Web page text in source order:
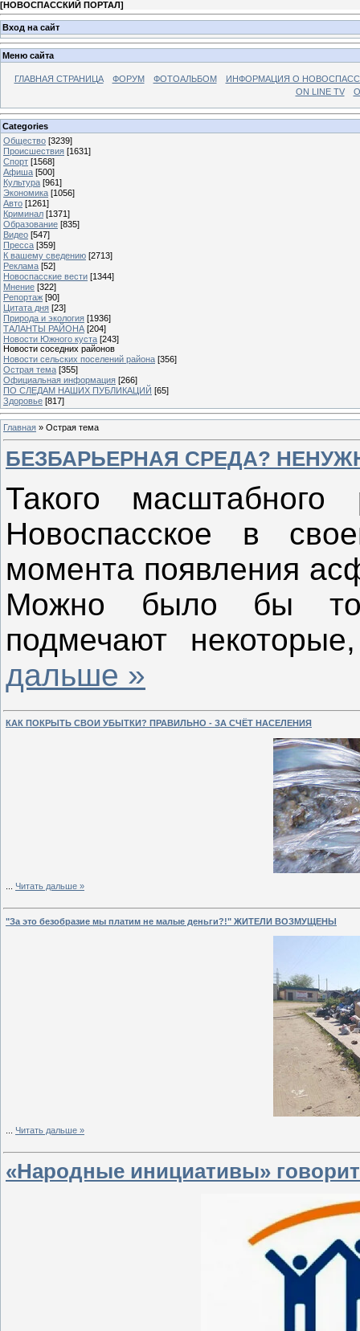
[НОВОСПАССКИЙ ПОРТАЛ]
Вход на сайт
Меню сайта
ГЛАВНАЯ СТРАНИЦА ФОРУМ ФОТОАЛЬБОМ
ИНФОРМАЦИЯ О
ON LINE TV
Categories
Общество [3239]
Происшествия [1631]
Спорт [1568]
Афиша [500]
Культура [961]
Экономика [1056]
Авто [1261]
Криминал [1371]
Образование [835]
Видео [547]
Пресса [359]
К вашему сведению [2713]
Реклама [52]
Новоспасские вести [1344]
Мнение [322]
Репортаж [90]
Цитата дня [23]
Природа и экология [1936]
ТАЛАНТЫ РАЙОНА [204]
Новости Южного куста [243]
Новости соседних районов
Новости сельских поселений района [356]
Острая тема [355]
Официальная информация [266]
ПО СЛЕДАМ НАШИХ ПУБЛИКАЦИЙ [65]
Здоровье [817]
Главная » Острая тема
БЕЗБАРЬЕРНАЯ СРЕДА?
Такого масштабного
Новоспасское в
момента появления
Можно было бы
подмечают
дальше »
КАК ПОКРЫТЬ СВОИ УБЫТКИ? ПРАВИЛЬНО - ЗА СЧЁТ НАСЕЛЕНИЯ
Читать дальше »
"За это безобразие мы платим не малые деньги?!" ЖИТЕЛИ ВОЗМУЩЕНЫ
Читать дальше »
«Народные инициативы»